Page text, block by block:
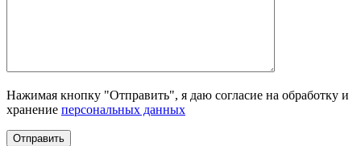
Нажимая кнопку "Отправить", я даю согласие на обработку и
хранение персональных данных
Отправить